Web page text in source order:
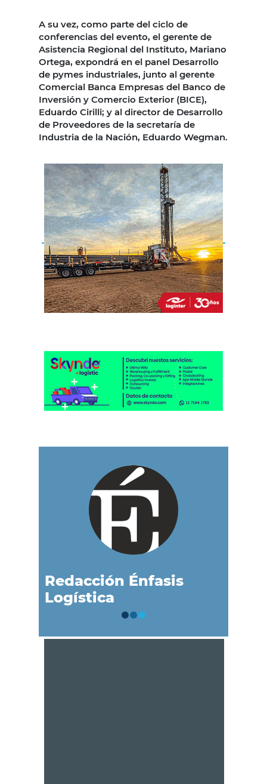
A su vez, como parte del ciclo de
conferencias del evento, el gerente de
Asistencia Regional del Instituto, Mariano
Ortega, expondrá en el panel Desarrollo
de pymes industriales, junto al gerente
Comercial Banca Empresas del Banco de
Inversión y Comercio Exterior (BICE),
Eduardo Cirilli; y al director de Desarrollo
de Proveedores de la secretaría de
Industria de la Nación, Eduardo Wegman.
Redacción Énfasis
Logística